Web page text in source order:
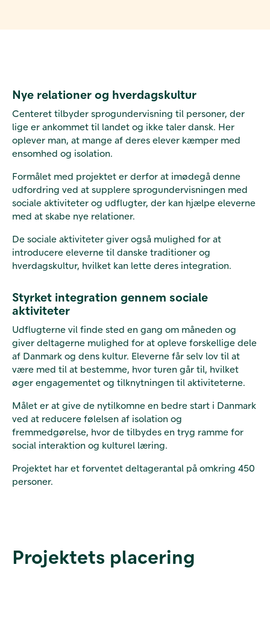
Nye relationer og hverdagskultur
Centeret tilbyder sprogundervisning til personer, der
lige er ankommet til landet og ikke taler dansk. Her
oplever man, at mange af deres elever kæmper med
ensomhed og isolation.
Formålet med projektet er derfor at imødegå denne
udfordring ved at supplere sprogundervisningen med
sociale aktiviteter og udflugter, der kan hjælpe eleverne
med at skabe nye relationer.
De sociale aktiviteter giver også mulighed for at
introducere eleverne til danske traditioner og
hverdagskultur, hvilket kan lette deres integration.
Styrket integration gennem sociale
aktiviteter
Udflugterne vil finde sted en gang om måneden og
giver deltagerne mulighed for at opleve forskellige dele
af Danmark og dens kultur. Eleverne får selv lov til at
være med til at bestemme, hvor turen går til, hvilket
øger engagementet og tilknytningen til aktiviteterne.
Målet er at give de nytilkomne en bedre start i Danmark
ved at reducere følelsen af isolation og
fremmedgørelse, hvor de tilbydes en tryg ramme for
social interaktion og kulturel læring.
Projektet har et forventet deltagerantal på omkring 450
personer.
Projektets placering